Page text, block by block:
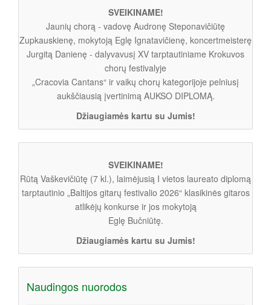
SVEIKINAME!
Jaunių chorą - vadovę Audronę Steponavičiūtę
Zupkauskienę, mokytoją Eglę Ignatavičienę, koncertmeisterę
Jurgitą Danienę - dalyvavusį XV tarptautiniame Krokuvos
chorų festivalyje
„Cracovia Cantans“ ir vaikų chorų kategorijoje pelniusį
aukščiausią įvertinimą AUKSO DIPLOMĄ.
Džiaugiamės kartu su Jumis!
SVEIKINAME!
Rūtą Vaškevičiūtę (7 kl.), laimėjusią I vietos laureato diplomą
tarptautinio „Baltijos gitarų festivalio 2026“ klasikinės gitaros
atlikėjų konkurse ir jos mokytoją
Eglę Bučniūtę.
Džiaugiamės kartu su Jumis!
Naudingos nuorodos